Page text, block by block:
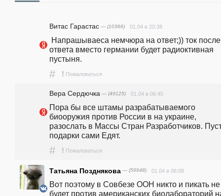
Витас Гарастас — (10366) 01.04 в 20:38
ответа вместо германии будет радиоктивная
пустыня.
# ! Пожаловаться
Вера Сердючка — (49125) 01.04 в 06:45
Пора бы все штамы разрабатываемого
биооружия против России в на украине,
разослать в Массы Стран Разработчиков.
подарки сами Едят.
# ! Пожаловаться
Татьяна Позднякова — (59948) 01.04 в 06:08
Вот поэтому в Совбезе ООН никто и пикать не
будет против американских биолабораторий